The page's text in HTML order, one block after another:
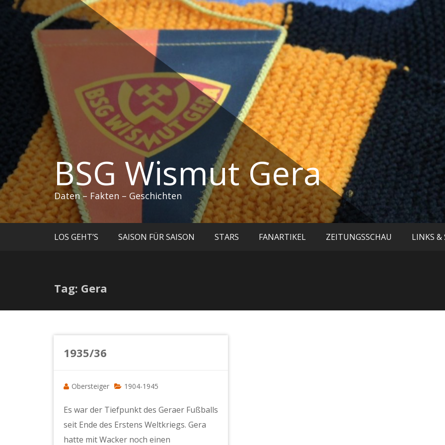
Zum
springen
BSG Wismut Gera
Daten – Fakten – Geschichten
LOS GEHT’S SAISON FÜR SAISON STARS FANARTIKEL ZEITUNGSSCHAU LINKS &
Tag: Gera
1935/36
Obersteiger 1904-1945
Es war der Tiefpunkt des Geraer Fußballs
seit Ende des Erstens Weltkriegs. Gera
hatte mit Wacker noch einen